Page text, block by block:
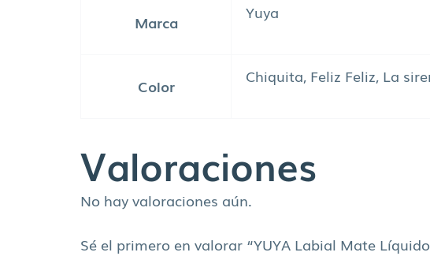
Marca Yuya
Color Chiquita, Feliz Feliz, La
Valoraciones
No hay valoraciones aún.
Sé el primero en valorar “YUYA Labial Mate